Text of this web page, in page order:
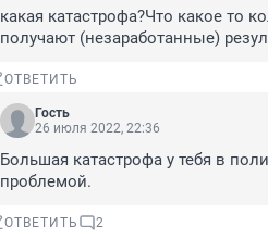
какая катастрофа?Что какое то
получают (незаработанные)
ОТВЕТИТЬ
Гость
26 июля 2022, 22:36
Большая катастрофа у тебя в
проблемой.
ОТВЕТИТЬ 2